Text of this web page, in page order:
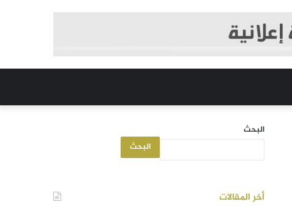
البحث
البحث
أخر المقالات